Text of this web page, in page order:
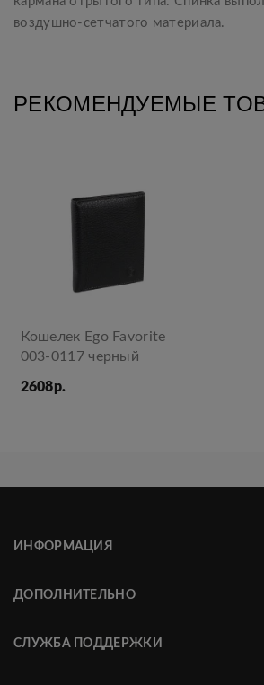
воздушно-сетчатого материала.
РЕКОМЕНДУЕМЫЕ
Кошелек Ego Favorite
003-0117 черный
2608р.
ИНФОРМАЦИЯ
ДОПОЛНИТЕЛЬНО
СЛУЖБА ПОДДЕРЖКИ